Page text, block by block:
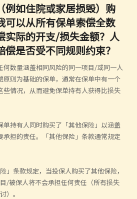
例如住院或家居损毁）购
可以从所有保单索偿全数
实际的开支/损失金额？人
是否受不同规则约束？
何数量涵盖相同风险的同一项目/或同一人
原则为基础的保单，通常在保单中有一个
些情况，从而避免保单持有人获得比损失
单持有人同时购买了「其他保险」以涵盖
担的责任。「其他保险」条款通常规定
」条款规定，当投保人购买了其他保险，
/被保人将不会承担任何责任（所有损失
）。